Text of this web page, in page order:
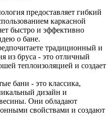
предоставляет гибкий
каркасной
быстро и эффективно
о бане.
традиционный и
из бруса - это отличный
теплоизоляцией и создает
бани - это классика,
дизайн и
Они обладают
свойствами и создают